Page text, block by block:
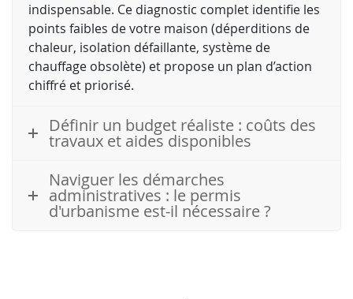
indispensable. Ce diagnostic complet identifie les
points faibles de votre maison (déperditions de
chaleur, isolation défaillante, système de
chauffage obsolète) et propose un plan d’action
chiffré et priorisé.
Définir un budget réaliste : coûts des
travaux et aides disponibles
Naviguer les démarches
administratives : le permis
d'urbanisme est-il nécessaire ?